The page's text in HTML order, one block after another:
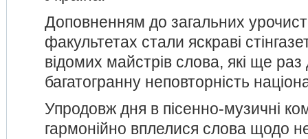
Доповненням до загальних
факультетах стали яскраві
відомих майстрів слова, які ще раз
багатогранну неповторність
Упродовж дня в пісенно-музичні
гармонійно вплелися слова щодо